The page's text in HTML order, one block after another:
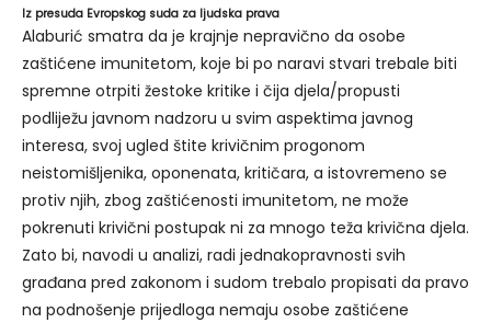
Iz presuda Evropskog suda za ljudska prava
Alaburić smatra da je krajnje nepravično da osobe
zaštićene imunitetom, koje bi po naravi stvari trebale biti
spremne otrpiti žestoke kritike i čija djela/propusti
podliježu javnom nadzoru u svim aspektima javnog
interesa, svoj ugled štite krivičnim progonom
neistomišljenika, oponenata, kritičara, a istovremeno se
protiv njih, zbog zaštićenosti imunitetom, ne može
pokrenuti krivični postupak ni za mnogo teža krivična djela.
Zato bi, navodi u analizi, radi jednakopravnosti svih
građana pred zakonom i sudom trebalo propisati da pravo
na podnošenje prijedloga nemaju osobe zaštićene